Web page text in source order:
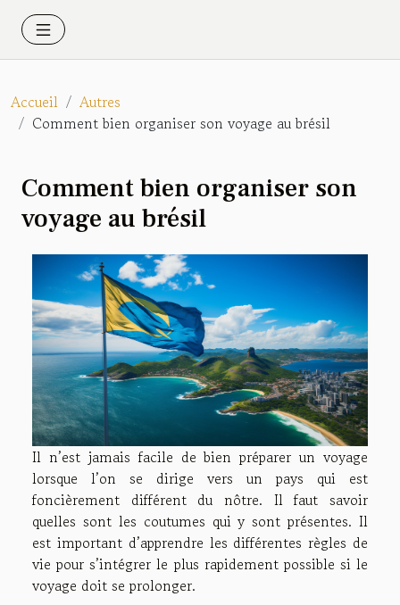
Accueil
Autres
Comment bien organiser son voyage au brésil
Comment bien organiser son
voyage au brésil
Il n’est jamais facile de bien préparer un voyage
lorsque l’on se dirige vers un pays qui est
foncièrement différent du nôtre. Il faut savoir
quelles sont les coutumes qui y sont présentes. Il
est important d’apprendre les différentes règles de
vie pour s’intégrer le plus rapidement possible si le
voyage doit se prolonger.